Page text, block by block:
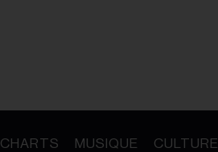
CHARTS MUSIQUE CULTURE